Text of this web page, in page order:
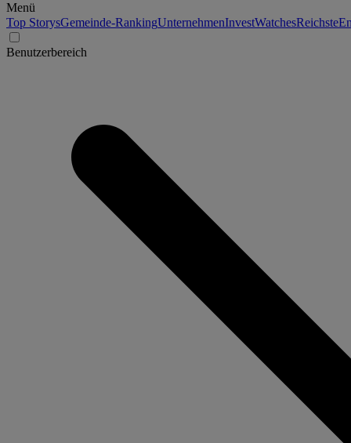
Menü
Top StorysGemeinde-RankingUnternehmenInvestWatchesReichste
Benutzerbereich